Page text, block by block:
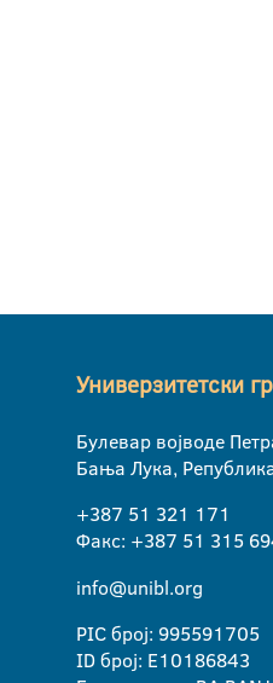
Универзитетски
Булевар војводе
Бања Лука,
+387 51 321 171
Факс: +387 51 315
info@unibl.org
PIC број: 995591705
ID број: E10186843